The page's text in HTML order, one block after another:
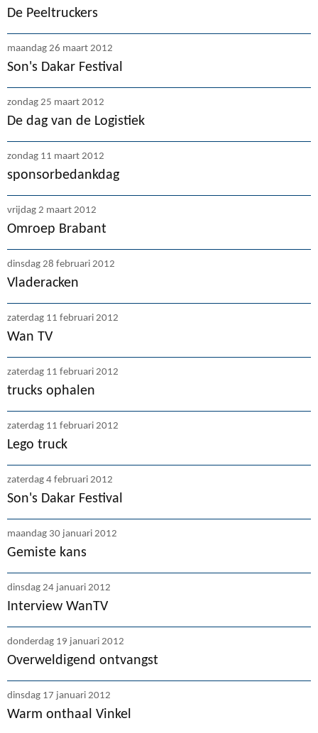
De Peeltruckers
maandag 26 maart 2012
Son's Dakar Festival
zondag 25 maart 2012
De dag van de Logistiek
zondag 11 maart 2012
sponsorbedankdag
vrijdag 2 maart 2012
Omroep Brabant
dinsdag 28 februari 2012
Vladeracken
zaterdag 11 februari 2012
Wan TV
zaterdag 11 februari 2012
trucks ophalen
zaterdag 11 februari 2012
Lego truck
zaterdag 4 februari 2012
Son's Dakar Festival
maandag 30 januari 2012
Gemiste kans
dinsdag 24 januari 2012
Interview WanTV
donderdag 19 januari 2012
Overweldigend ontvangst
dinsdag 17 januari 2012
Warm onthaal Vinkel